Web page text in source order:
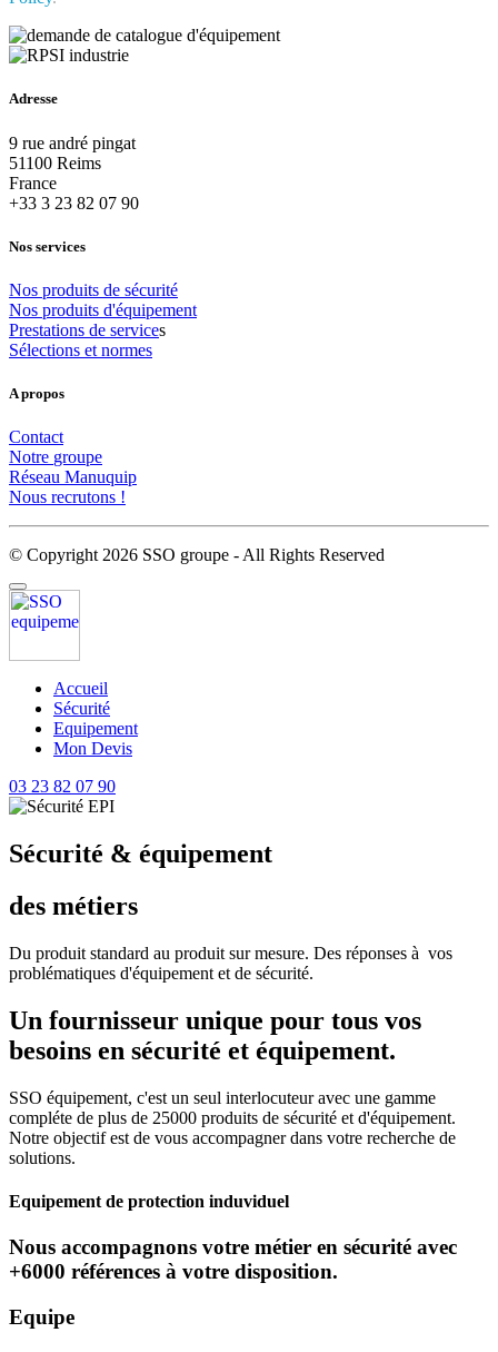
Adresse
9 rue andré pingat
51100 Reims
France
+33 3 23 82 07 90
Nos services
Nos produits de sécurité
Nos produits d'équipement
Prestations de services
Sélections et normes
A propos
Contact
Notre groupe
Réseau Manuquip
Nous recrutons !
© Copyright 2026 SSO groupe - All Rights Reserved
Accueil
Sécurité
Equipement
Mon Devis
03 23 82 07 90
Sécurité & équipement
des métiers
Du produit standard au produit sur mesure. Des réponses à vos
problématiques d'équipement et de sécurité.
Un fournisseur unique pour tous vos
besoins en sécurité et équipement.
SSO équipement, c'est un seul interlocuteur avec une gamme
compléte de plus de 25000 produits de sécurité et d'équipement.
Notre objectif est de vous accompagner dans votre recherche de
solutions.
Equipement de protection induviduel
Nous accompagnons votre métier en sécurité avec
+6000 références à votre disposition.
Equipe